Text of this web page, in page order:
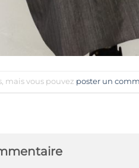
mais vous pouvez poster un